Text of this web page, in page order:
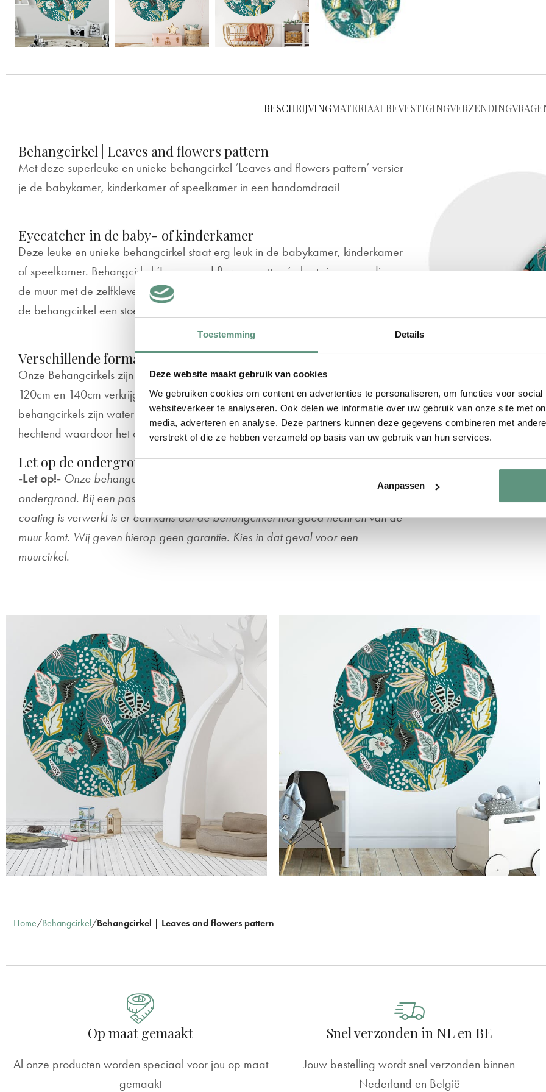
Toestemming Details
Deze website maakt gebruik van cookies
We gebruiken cookies om content en advertenties te personaliseren, om functies voor
websiteverkeer te analyseren. Ook delen we informatie over uw gebruik van onze site met
media, adverteren en analyse. Deze partners kunnen deze gegevens combineren met
verstrekt of die ze hebben verzameld op basis van uw gebruik van hun services.
Aanpassen
BESCHRIJVINGMATERIAALBEVESTIGINGVERZENDING
Behangcirkel | Leaves and flowers pattern
Met deze superleuke en unieke behangcirkel ‘Leaves and flowers pattern’ versier
je de babykamer, kinderkamer of speelkamer in een handomdraai!
Eyecatcher in de baby- of kinderkamer
Deze leuke en unieke behangcirkel staat erg leuk in de babykamer, kinderkamer
of speelkamer. Behangcirkel ‘Leaves and flowers pattern’ plaats je eenvoudig op
de muur met de zelfklevende achterzijde. Door de matte textiel uitstraling krijgt
de behangcirkel een stoere look. Wedden dat het geweldig staat?
Verschillende formaten
Onze Behangcirkels zijn in de diametermaten 40cm, 60cm, 80cm, 100cm,
120cm en 140cm verkrijgbaar en worden op maat geproduceerd. De
behangcirkels zijn waterbestendig & scheurvast. Daarnaast zijn ze hard-
hechtend waardoor het de ondergrond van jouw muur niet aantast.
Let op de ondergrond!
-Let op!- Onze behangcirkels hechten alleen goed op een gladde en droge
ondergrond. Bij een pas geverfde muur of muurverf waarin siliconen of een
coating is verwerkt is er een kans dat de behangcirkel niet goed hecht en van de
muur komt. Wij geven hierop geen garantie. Kies in dat geval voor een
muurcirkel.
Home Behangcirkel Behangcirkel | Leaves and flowers pattern
Op maat gemaakt
Al onze producten worden speciaal voor jou op maat
gemaakt
Snel verzonden in NL en BE
Jouw bestelling wordt snel verzonden binnen
Nederland en België